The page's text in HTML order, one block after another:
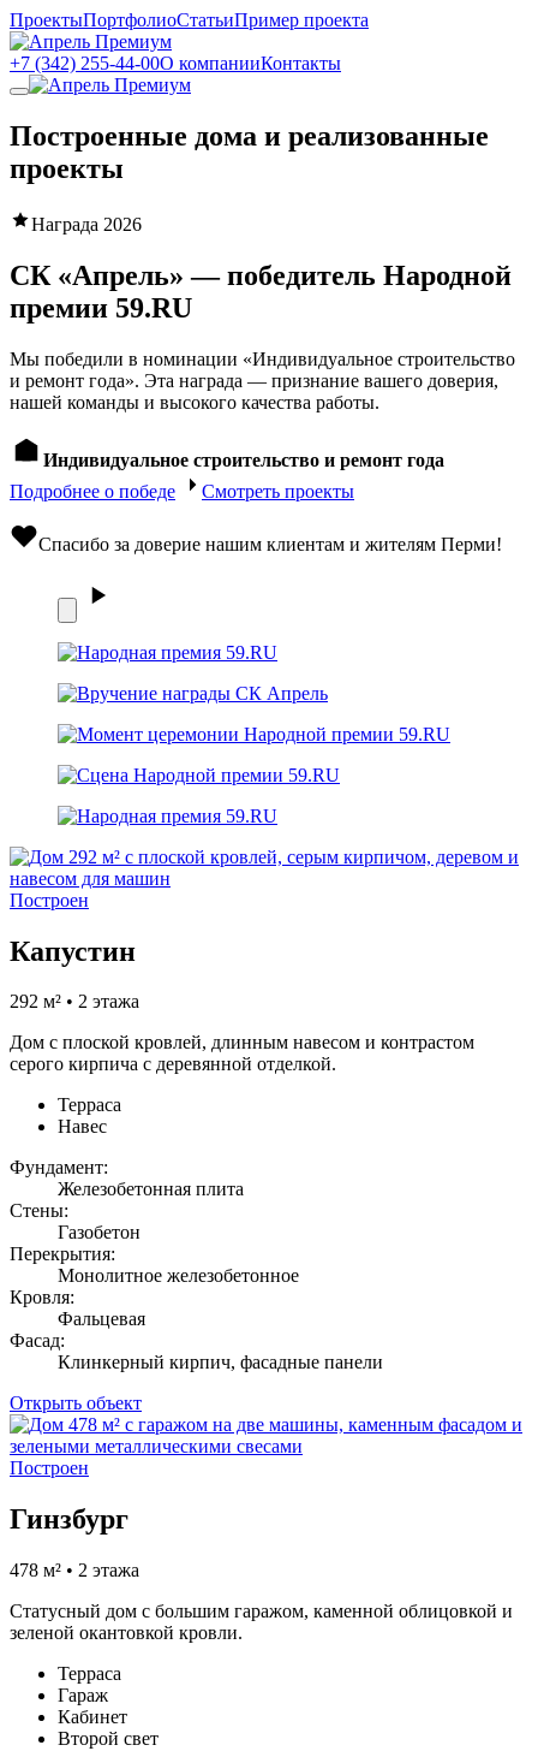
ПроектыПортфолиоСтатьиПример проекта
+7 (342) 255-44-00О компанииКонтакты
Построенные дома и реализованные
проекты
Награда 2026
СК «Апрель» — победитель Народной
премии 59.RU
Мы победили в номинации «Индивидуальное строительство
и ремонт года». Эта награда — признание вашего доверия,
нашей команды и высокого качества работы.
Индивидуальное строительство и ремонт года
Подробнее о победе
Смотреть проекты
Спасибо за доверие нашим клиентам и жителям Перми!
Построен
Капустин
292 м² • 2 этажа
Дом с плоской кровлей, длинным навесом и контрастом
серого кирпича с деревянной отделкой.
Терраса
Навес
Фундамент:
Железобетонная плита
Стены:
Газобетон
Перекрытия:
Монолитное железобетонное
Кровля:
Фальцевая
Фасад:
Клинкерный кирпич, фасадные панели
Открыть объект
Построен
Гинзбург
478 м² • 2 этажа
Статусный дом с большим гаражом, каменной облицовкой и
зеленой окантовкой кровли.
Терраса
Гараж
Кабинет
Второй свет